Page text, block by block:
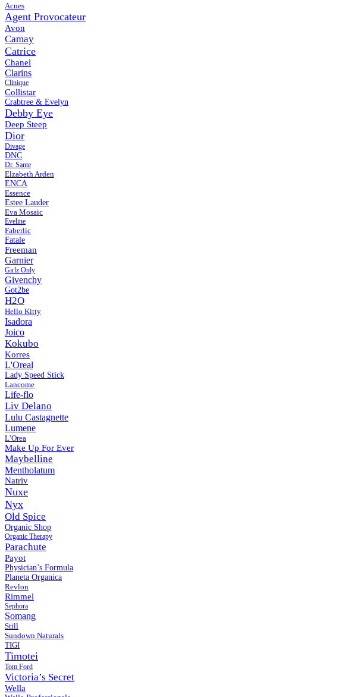
Acnes
Agent Provocateur
Avon
Camay
Catrice
Chanel
Clarins
Clinique
Collistar
Crabtree & Evelyn
Debby Eye
Deep Steep
Dior
Divage
DNC
Dr. Sante
Elzabeth Arden
ENCA
Essence
Estee Lauder
Eva Mosaic
Eveline
Faberlic
Fatale
Freeman
Garnier
Girlz Only
Givenchy
Got2be
H2O
Hello Kitty
Isadora
Joico
Kokubo
Korres
L'Oreal
Lady Speed Stick
Lancome
Life-flo
Liv Delano
Lulu Castagnette
Lumene
L’Orea
Make Up For Ever
Maybelline
Mentholatum
Natriv
Nuxe
Nyx
Old Spice
Organic Shop
Organic Therapy
Parachute
Payot
Physiсian’s Formula
Planeta Organica
Revlon
Rimmel
Sephora
Somang
Still
Sundown Naturals
TIGI
Timotei
Tom Ford
Victoria’s Secret
Wella